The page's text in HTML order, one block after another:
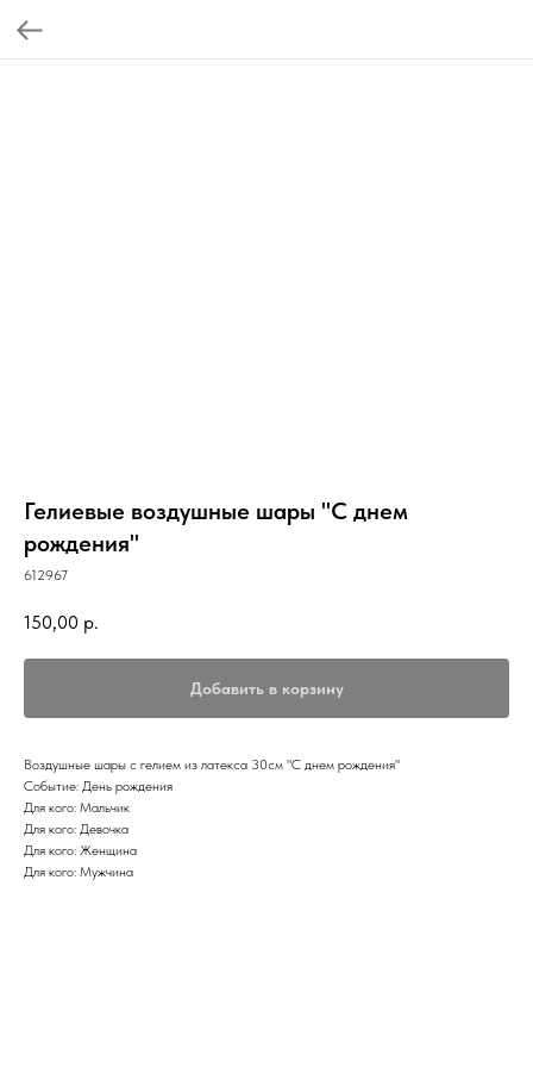
Гелиевые воздушные шары "С днем
рождения"
612967
150,00 р.
Добавить в корзину
Воздушные шары с гелием из латекса 30см "С днем рождения"
Событие: День рождения
Для кого: Мальчик
Для кого: Девочка
Для кого: Женщина
Для кого: Мужчина